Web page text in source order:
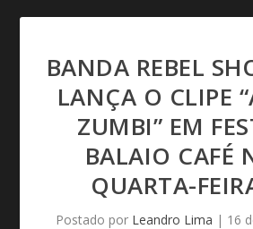
BANDA REBEL
LANÇA O CLIPE
ZUMBI” EM
BALAIO CAFÉ
QUARTA-
Postado por Leandro Lima | 16